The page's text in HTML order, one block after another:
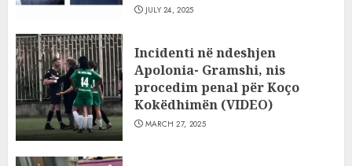
JULY 24, 2025
Incidenti në ndeshjen
Apolonia- Gramshi, nis
procedim penal për Koço
Kokëdhimën (VIDEO)
MARCH 27, 2025